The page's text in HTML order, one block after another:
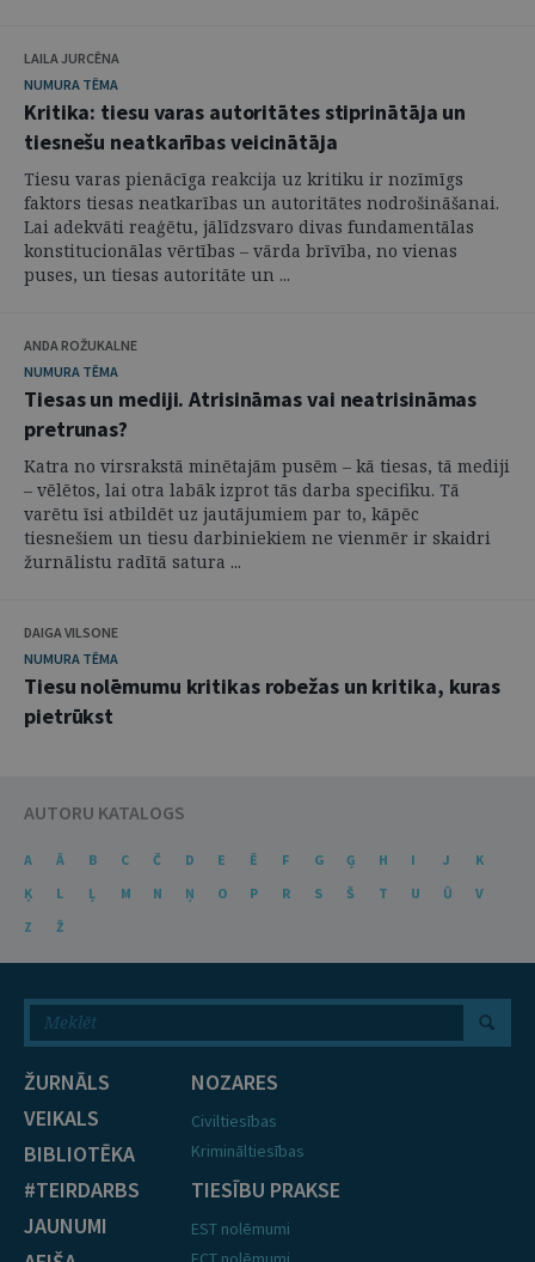
LAILA JURCĒNA
NUMURA TĒMA
Kritika: tiesu varas autoritātes stiprinātāja un
tiesnešu neatkarības veicinātāja
Tiesu varas pienācīga reakcija uz kritiku ir nozīmīgs
faktors tiesas neatkarības un autoritātes nodrošināšanai.
Lai adekvāti reaģētu, jālīdzsvaro divas fundamentālas
konstitucionālas vērtības – vārda brīvība, no vienas
puses, un tiesas autoritāte un ...
ANDA ROŽUKALNE
NUMURA TĒMA
Tiesas un mediji. Atrisināmas vai neatrisināmas
pretrunas?
Katra no virsrakstā minētajām pusēm – kā tiesas, tā mediji
– vēlētos, lai otra labāk izprot tās darba specifiku. Tā
varētu īsi atbildēt uz jautājumiem par to, kāpēc
tiesnešiem un tiesu darbiniekiem ne vienmēr ir skaidri
žurnālistu radītā satura ...
DAIGA VILSONE
NUMURA TĒMA
Tiesu nolēmumu kritikas robežas un kritika, kuras
pietrūkst
AUTORU KATALOGS
A Ā B C Č D E Ē F G Ģ H I J
K
Ķ
L Ļ M N Ņ O P R S Š T U Ū
V
Z
Ž
ŽURNĀLS
VEIKALS
BIBLIOTĒKA
#TEIRDARBS
JAUNUMI
NOZARES
Civiltiesības
Krimināltiesības
TIESĪBU PRAKSE
EST nolēmumi